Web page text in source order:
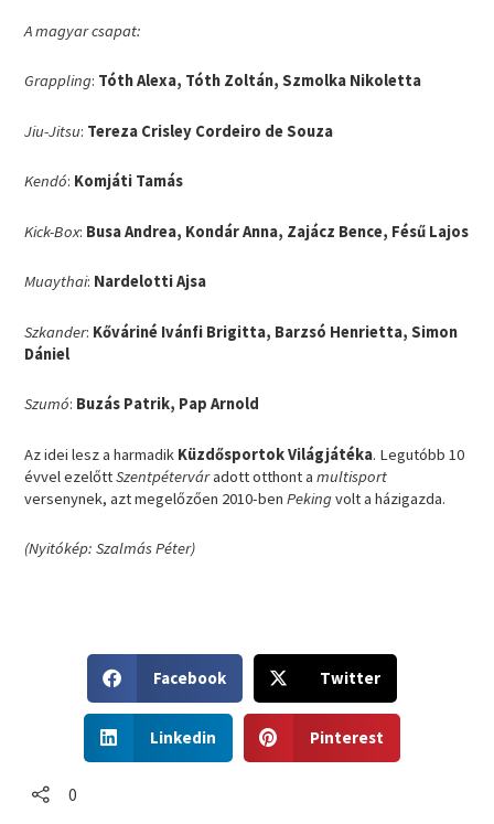
A magyar csapat:
Grappling: Tóth Alexa, Tóth Zoltán, Szmolka Nikoletta
Jiu-Jitsu: Tereza Crisley Cordeiro de Souza
Kendó: Komjáti Tamás
Kick-Box: Busa Andrea, Kondár Anna, Zajácz Bence, Fésű Lajos
Muaythai: Nardelotti Ajsa
Szkander: Kőváriné Ivánfi Brigitta, Barzsó Henrietta, Simon
Dániel
Szumó: Buzás Patrik, Pap Arnold
Az idei lesz a harmadik Küzdősportok Világjátéka. Legutóbb 10
évvel ezelőttSzentpéterváradott otthont amultisport
versenynek, azt megelőzően 2010-benPekingvolt a házigazda.
(Nyitókép: Szalmás Péter)
h
a
r
Facebook
h
a
Twitter
h
a
Linkedin
h
a
Pinterest
0